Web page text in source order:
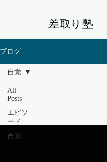
差取り塾
ブログ
All
Posts
エピソ
ード
自覚
自覚